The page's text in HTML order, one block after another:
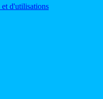
et d'utilisations